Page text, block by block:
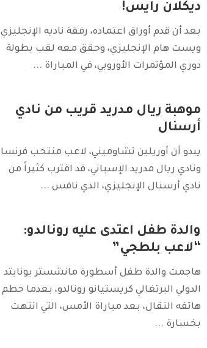
ديكلان رايس!
بعد أن قدم أوراق اعتماده، رفقة ناديه الإنجليزي
ويست هام الإنجليزي، وحقق معه لقب بطولة
دوري المؤتمرات الأوروبي، في المباراة ...
موهبة ريال مدريد قريب من نادي
أرسنال
يبدو أن أوريلين تشاوميني، لاعب منتخب فرنسا
ونادي ريال مدريد الإسباني، قد اقترب كثيراً من
نادي أرسنال الإنجليزي، الذي نافس ...
والدة طفل اعتدى عليه رونالدو:
“لاعب بلطجي”
هاجمت والدة طفل أسطورة مانشستر يونايتد
الدولي البرتغالي كريستيانو رونالدو، بعدما حطم
هاتفه النقال، بعد مباراة الأمس، التي انتهت
بخسارة ...